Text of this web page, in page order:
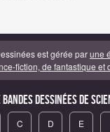
est gérée parune
fiction, de fantastique et
Dessinées de
C D E